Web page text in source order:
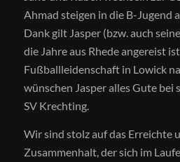
Ahmad steigen in die B-Jugend
Dank gilt Jasper (bzw. auch
die Jahre aus Rhede angereist
Fußballleidenschaft in Lowick
wünschen Jasper alles Gute bei
SV Krechting.
Wir sind stolz auf das Erreichte
Zusammenhalt, der sich im